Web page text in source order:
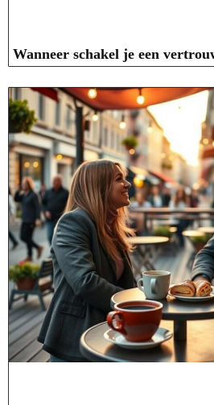
Wanneer schakel je een